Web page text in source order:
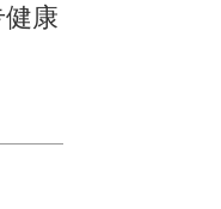
康